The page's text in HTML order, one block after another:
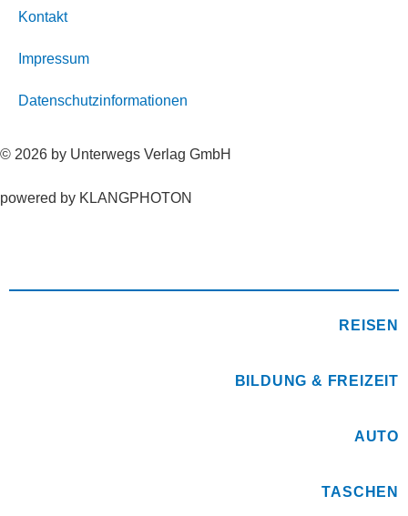
Kontakt
Impressum
Datenschutzinformationen
© 2026 by Unterwegs Verlag GmbH
powered by KLANGPHOTON
REISEN
BILDUNG & FREIZEIT
AUTO
TASCHEN